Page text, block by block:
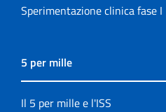
Sperimentazione clinica fase I
5 per mille
Il 5 per mille e l'ISS